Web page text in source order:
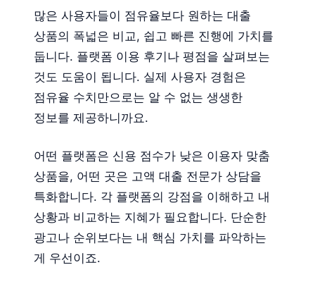
많은 사용자들이 점유율보다 원하는 대출
상품의 폭넓은 비교, 쉽고 빠른 진행에 가치를
둡니다. 플랫폼 이용 후기나 평점을 살펴보는
것도 도움이 됩니다. 실제 사용자 경험은
점유율 수치만으로는 알 수 없는 생생한
정보를 제공하니까요.
어떤 플랫폼은 신용 점수가 낮은 이용자 맞춤
상품을, 어떤 곳은 고액 대출 전문가 상담을
특화합니다. 각 플랫폼의 강점을 이해하고 내
상황과 비교하는 지혜가 필요합니다. 단순한
광고나 순위보다는 내 핵심 가치를 파악하는
게 우선이죠.